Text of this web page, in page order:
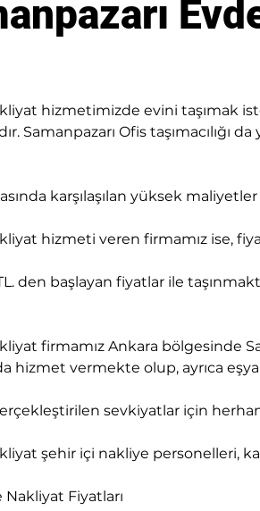
hizmetimizde evini taşımak
Samanpazarı Ofis taşımacılığı
karşılaşılan yüksek
hizmeti veren firmamız ise,
den başlayan fiyatlar ile
firmamız Ankara bölgesinde
hizmet vermekte olup, ayrıca
sevkiyatlar için
şehir içi nakliye
Fiyatları